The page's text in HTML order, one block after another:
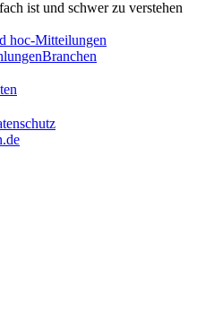
ist und schwer zu verstehen
hoc-Mitteilungen
Branchen